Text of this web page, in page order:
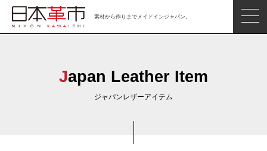
素材から作りまでメイドインジャパン。
Japan Leather Item
ジャパンレザーアイテム